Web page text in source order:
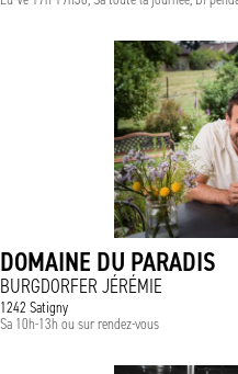
DOMAINE DU PARADIS
BURGDORFER JÉRÉMIE
1242 Satigny
Sa 10h-13h ou sur rendez-vous